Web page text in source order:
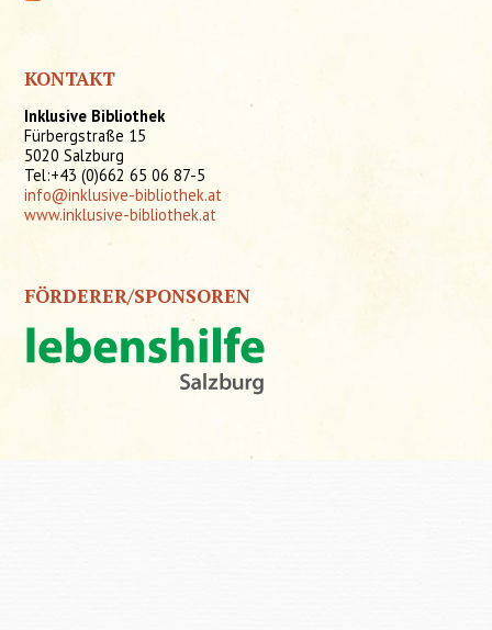
KONTAKT
Inklusive Bibliothek
Fürbergstraße 15
5020 Salzburg
Tel:+43 (0)662 65 06 87-5
info@inklusive-bibliothek.at
www.inklusive-bibliothek.at
FÖRDERER/SPONSOREN